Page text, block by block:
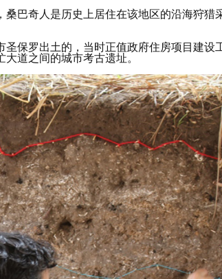
巴奇人是历史上居住在该地区的沿海狩猎
保罗出土的，当时正值政府住房项目建设
道之间的城市考古遗址。